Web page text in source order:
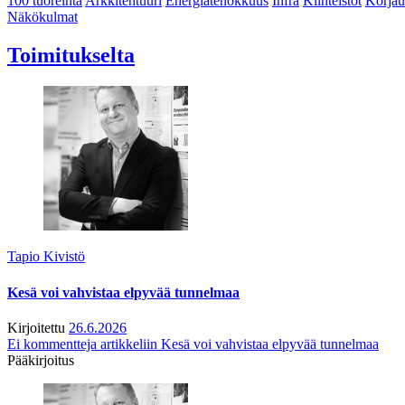
Näkökulmat
Toimitukselta
Tapio Kivistö
Kesä voi vahvistaa elpyvää tunnelmaa
Kirjoitettu 26.6.2026
Ei kommentteja artikkeliin Kesä voi vahvistaa elpyvää tunnelmaa
Pääkirjoitus